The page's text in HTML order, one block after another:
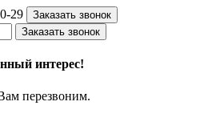
29
Заказать звонок
Заказать звонок
интерес!
перезвоним.